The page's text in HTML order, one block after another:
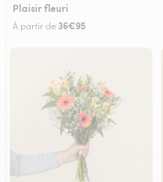
Plaisir fleuri
À partir de 36€95